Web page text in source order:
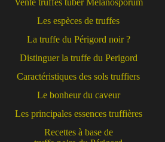
Vente truffes tuber Melanosporum
Les espèces de truffes
La truffe du Périgord noir ?
Distinguer la truffe du Perigord
Caractéristiques des sols truffiers
Le bonheur du caveur
Les principales essences truffières
Recettes à base de